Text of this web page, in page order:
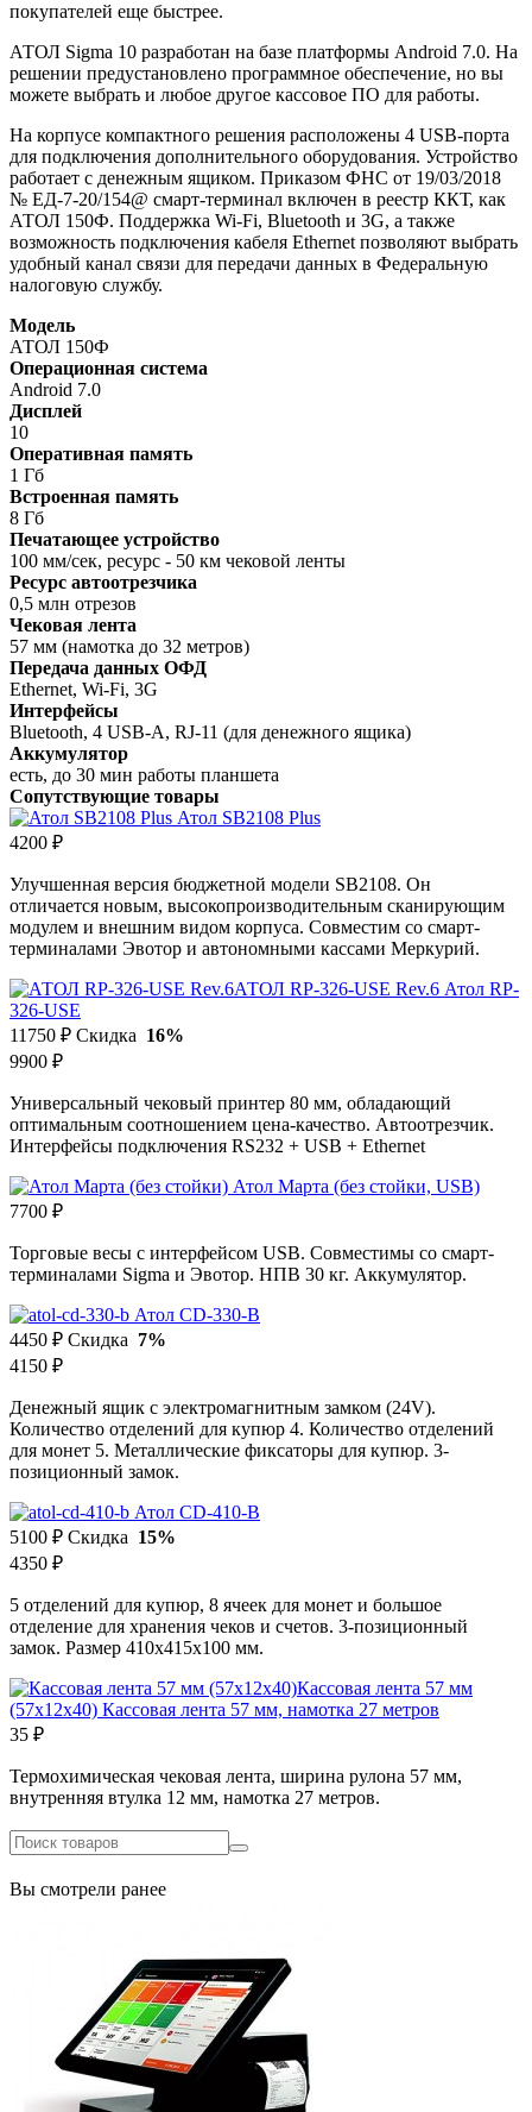
покупателей еще быстрее.
АТОЛ Sigma 10 разработан на базе платформы Android 7.0. На
решении предустановлено программное обеспечение, но вы
можете выбрать и любое другое кассовое ПО для работы.
На корпусе компактного решения расположены 4 USB-порта
для подключения дополнительного оборудования. Устройство
работает с денежным ящиком. Приказом ФНС от 19/03/2018
№ ЕД-7-20/154@ смарт-терминал включен в реестр ККТ, как
АТОЛ 150Ф. Поддержка Wi-Fi, Bluetooth и 3G, а также
возможность подключения кабеля Ethernet позволяют выбрать
удобный канал связи для передачи данных в Федеральную
налоговую службу.
Модель
АТОЛ 150Ф
Операционная система
Android 7.0
Дисплей
10
Оперативная память
1 Гб
Встроенная память
8 Гб
Печатающее устройство
100 мм/сек, ресурс - 50 км чековой ленты
Ресурс автоотрезчика
0,5 млн отрезов
Чековая лента
57 мм (намотка до 32 метров)
Передача данных ОФД
Ethernet, Wi-Fi, 3G
Интерфейсы
Bluetooth, 4 USB-A, RJ-11 (для денежного ящика)
Аккумулятор
есть, до 30 мин работы планшета
Сопутствующие товары
Атол SB2108 Plus
4200 ₽
Улучшенная версия бюджетной модели SB2108. Он
отличается новым, высокопроизводительным сканирующим
модулем и внешним видом корпуса. Совместим со смарт-
терминалами Эвотор и автономными кассами Меркурий.
АТОЛ RP-326-USE Rev.6 Атол RP-
326-USE
11750 ₽ Скидка 16%
9900 ₽
Универсальный чековый принтер 80 мм, обладающий
оптимальным соотношением цена-качество. Автоотрезчик.
Интерфейсы подключения RS232 + USB + Ethernet
Атол Марта (без стойки, USB)
7700 ₽
Торговые весы с интерфейсом USB. Совместимы со смарт-
терминалами Sigma и Эвотор. НПВ 30 кг. Аккумулятор.
Атол CD-330-B
4450 ₽ Скидка 7%
4150 ₽
Денежный ящик с электромагнитным замком (24V).
Количество отделений для купюр 4. Количество отделений
для монет 5. Металлические фиксаторы для купюр. 3-
позиционный замок.
Атол CD-410-B
5100 ₽ Скидка 15%
4350 ₽
5 отделений для купюр, 8 ячеек для монет и большое
отделение для хранения чеков и счетов. 3-позиционный
замок. Размер 410х415х100 мм.
Кассовая лента 57 мм
(57х12х40) Кассовая лента 57 мм, намотка 27 метров
35 ₽
Термохимическая чековая лента, ширина рулона 57 мм,
внутренняя втулка 12 мм, намотка 27 метров.
Вы смотрели ранее